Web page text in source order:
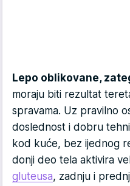
Lepo oblikovane,
moraju biti rezultat
spravama. Uz pravilno
doslednost i dobru
kod kuće, bez ijednog
donji deo tela aktivira
gluteusa, zadnju i